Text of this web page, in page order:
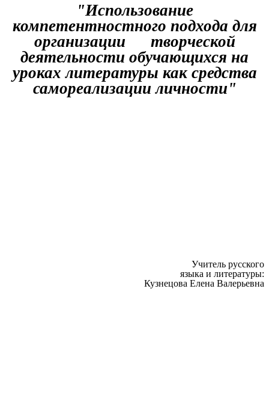
"Использование
компетентностного подхода для
организации творческой
деятельности обучающихся на
уроках литературы как средства
самореализации личности"
Учитель русского
языка и литературы:
Кузнецова Елена Валерьевна